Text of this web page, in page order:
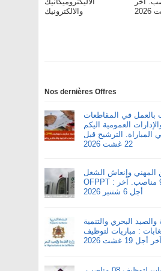
والالكترونيك
Nos dernières Offres
بالعمل في المقاطعات
العمومية اليكم
الترشيح قبل
22 غشت 2026
المهني وإنعاش الشغل
OFPPT : مباريات لتوظيف 91 مناصب. آخر
أجل 6 شتنبر 2026
والصيد البحري والتنمية
: مباريات لتوظيف